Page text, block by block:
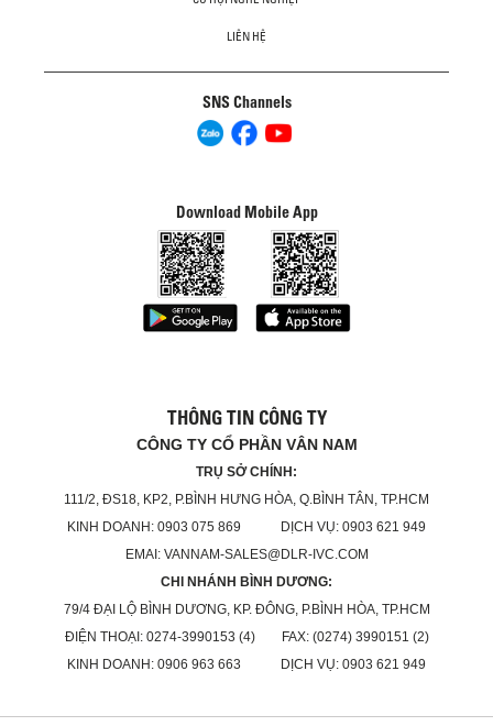
LIÊN HỆ
SNS Channels
Download Mobile App
THÔNG TIN CÔNG TY
CÔNG TY CỔ PHẦN VÂN NAM
TRỤ SỞ CHÍNH:
111/2, ĐS18, KP2, P.BÌNH HƯNG HÒA, Q.BÌNH TÂN, TP.HCM
KINH DOANH: 0903 075 869 DỊCH VỤ: 0903 621 949
EMAI: VANNAM-SALES@DLR-IVC.COM
CHI NHÁNH BÌNH DƯƠNG:
79/4 ĐẠI LỘ BÌNH DƯƠNG, KP. ĐÔNG, P.BÌNH HÒA, TP.HCM
ĐIỆN THOẠI: 0274-3990153 (4) FAX: (0274) 3990151 (2)
KINH DOANH: 0906 963 663 DỊCH VỤ: 0903 621 949